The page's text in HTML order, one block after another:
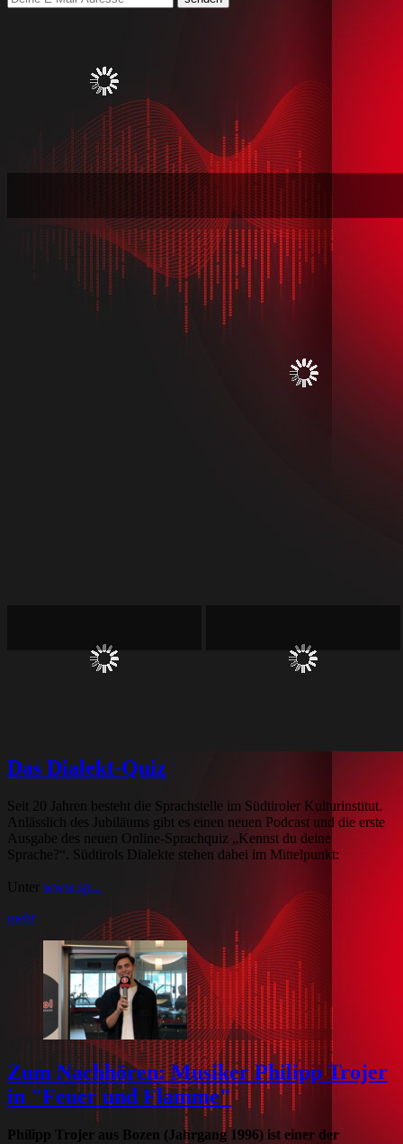
Das Dialekt-Quiz
Seit 20 Jahren besteht die Sprachstelle im Südtiroler Kulturinstitut.
Anlässlich des Jubiläums gibt es einen neuen Podcast und die erste
Ausgabe des neuen Online-Sprachquiz „Kennst du deine
Sprache?“. Südtirols Dialekte stehen dabei im Mittelpunkt:
Unter www.sp...
mehr
Zum Nachhören: Musiker Philipp Trojer
in "Feuer und Flamme"
Philipp Trojer aus Bozen (Jahrgang 1996) ist einer der